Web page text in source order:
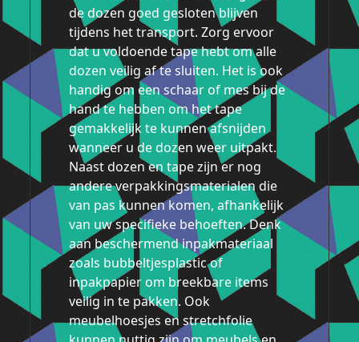
de dozen goed gesloten blijven
tijdens het transport. Zorg ervoor
dat u voldoende tape hebt om alle
dozen veilig af te sluiten. Het is ook
handig om een ​​schaar of mes bij de
hand te hebben om het tape
gemakkelijk te kunnen afsnijden
wanneer u de dozen weer uitpakt.
Naast dozen en tape zijn er nog
andere verpakkingsmaterialen die
van pas kunnen komen, afhankelijk
van uw specifieke behoeften. Denk
aan beschermend inpakmateriaal
zoals bubbeltjesplastic of
inpakpapier om breekbare items
veilig in te pakken. Ook
meubelhoesjes en stretchfolie